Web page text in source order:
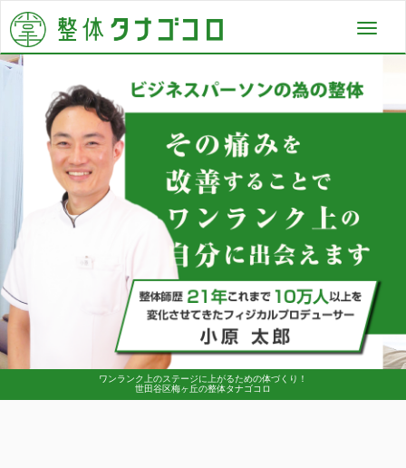
ワンランク上のステージに上がるための体づくり！
世田谷区梅ヶ丘の整体タナゴコロ